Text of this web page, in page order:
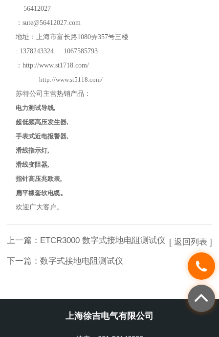
56412027
： sute@56412027.com
地址：上海市富长路1080弄357号三楼
: 1378243324 1067585793
： http://www.st1718.com/
http://www.st5118.com/
苏特公司主营热销产品：
电力测试导线,
超低频高压发生器,
手表式近电报警器,
滑线指示灯,
滑线变阻器,
指针高压兆欧表,
扁平橡套软电缆。
欢迎广大客户。
上一篇： ETCR3000 数字式接地电阻测试仪
下一篇： 数字式接地电阻测试仪
[ 返回列表 ]
上海徐吉电气有限公司